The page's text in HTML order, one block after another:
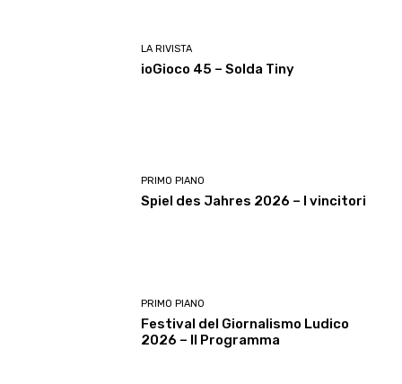
LA RIVISTA
ioGioco 45 – Solda Tiny
PRIMO PIANO
Spiel des Jahres 2026 – I vincitori
PRIMO PIANO
Festival del Giornalismo Ludico
2026 – Il Programma